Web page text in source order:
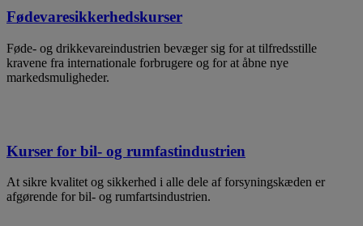
Fødevaresikkerhedskurser
Føde- og drikkevareindustrien bevæger sig for at tilfredsstille
kravene fra internationale forbrugere og for at åbne nye
markedsmuligheder.
Kurser for bil- og rumfastindustrien
At sikre kvalitet og sikkerhed i alle dele af forsyningskæden er
afgørende for bil- og rumfartsindustrien.